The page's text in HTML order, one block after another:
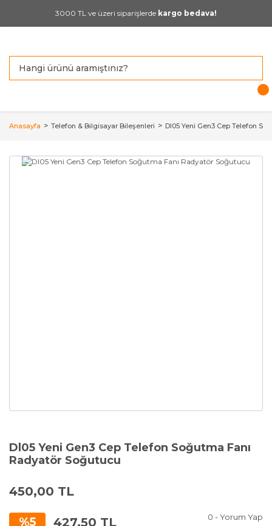
3000 TL ve üzeri siparişlerde kargo bedava!
Anasayfa Telefon & Bilgisayar Bileşenleri Dl05 Yeni Gen3 Cep Telefon
YENİ
Dl05 Yeni Gen3 Cep Telefon Soğutma Fanı
Radyatör Soğutucu
450,00 TL
%5 427,50 TL 0 - Yorum Yap